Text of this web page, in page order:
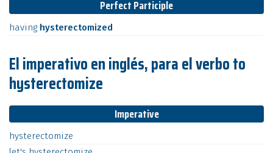
Perfect Participle
having hysterectomized
El imperativo en inglés, para el verbo to
hysterectomize
Imperative
hysterectomize